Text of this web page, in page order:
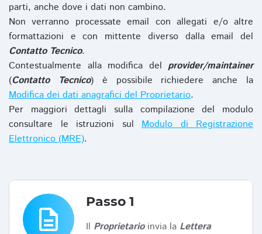
parti, anche dove i dati non cambino.
Non verranno processate email con allegati e/o altre
formattazioni e con mittente diverso dalla email del
Contatto Tecnico.
Contestualmente alla modifica del provider/maintainer
(Contatto Tecnico) è possibile richiedere anche la
Modifica dei dati anagrafici del Proprietario.
Per maggiori dettagli sulla compilazione del modulo
consultare le istruzioni sul Modulo di Registrazione
Elettronico (MRE).
description
Passo 1
Il Proprietarioinvia la Lettera